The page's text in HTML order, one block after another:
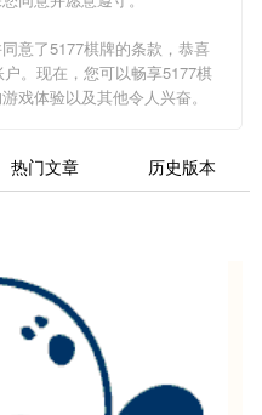
意了5177棋牌的条款，恭喜
。现在，您可以畅享5177棋
戏体验以及其他令人兴奋。
热门文章 历史版本